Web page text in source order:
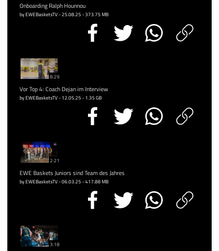
Onboarding Ralph Hounnou
by EWEBasketsTV - 25.08.25 - 373.75 MB
8:29
Vor Top 4: Coach Dejan im Interview
by EWEBasketsTV - 12.05.25 - 1.35 GB
2:21
EWE Baskets Juniors sind Team des Jahres
by EWEBasketsTV - 06.03.25 - 417.88 MB
3:18